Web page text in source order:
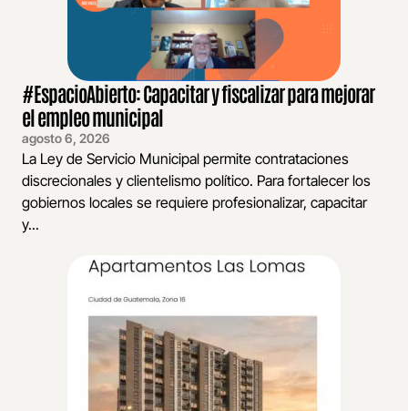
#EspacioAbierto: Capacitar y fiscalizar para mejorar
el empleo municipal
agosto 6, 2026
La Ley de Servicio Municipal permite contrataciones
discrecionales y clientelismo político. Para fortalecer los
gobiernos locales se requiere profesionalizar, capacitar
y...